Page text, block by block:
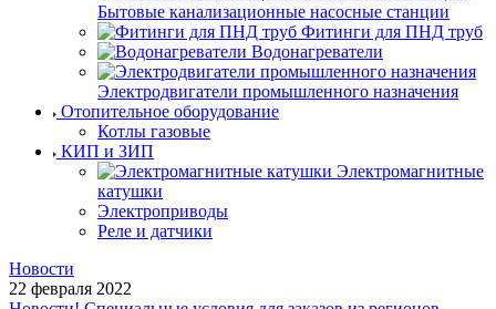
Бытовые канализационные насосные станции
Фитинги для ПНД труб
Водонагреватели
Электродвигатели промышленного назначения
Отопительное оборудование
Котлы газовые
КИП и ЗИП
Электромагнитные
катушки
Электроприводы
Реле и датчики
Новости
22 февраля 2022